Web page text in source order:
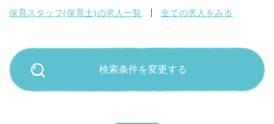
保育スタッフ(保育士)の求人一覧
全ての求人をみる
検索条件を変更する